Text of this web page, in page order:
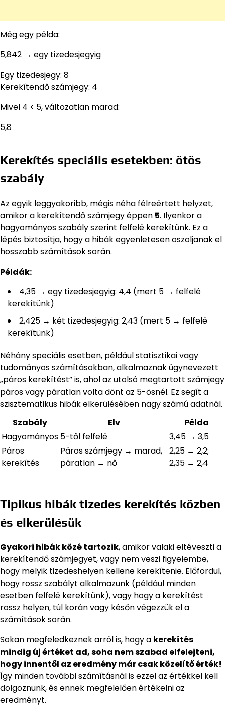
Még egy példa:
5,842 → egy tizedesjegyig
Egy tizedesjegy: 8
Kerekítendő számjegy: 4
Mivel 4 < 5, változatlan marad:
5,8
Kerekítés speciális esetekben: ötös
szabály
Az egyik leggyakoribb, mégis néha félreértett helyzet,
amikor a kerekítendő számjegy éppen 5. Ilyenkor a
hagyományos szabály szerint felfelé kerekítünk. Ez a
lépés biztosítja, hogy a hibák egyenletesen oszoljanak el
hosszabb számítások során.
Példák:
4,35 → egy tizedesjegyig: 4,4 (mert 5 → felfelé
kerekítünk)
2,425 → két tizedesjegyig: 2,43 (mert 5 → felfelé
kerekítünk)
Néhány speciális esetben, például statisztikai vagy
tudományos számításokban, alkalmaznak úgynevezett
„páros kerekítést” is, ahol az utolsó megtartott számjegy
páros vagy páratlan volta dönt az 5-ösnél. Ez segít a
szisztematikus hibák elkerülésében nagy számú adatnál.
Szabály
Elv
Példa
Hagyományos 5-től felfelé
3,45 → 3,5
Páros
kerekítés
Páros számjegy → marad,
páratlan → nő
2,25 → 2,2;
2,35 → 2,4
Tipikus hibák tizedes kerekítés közben
és elkerülésük
Gyakori hibák közé tartozik, amikor valaki eltéveszti a
kerekítendő számjegyet, vagy nem veszi figyelembe,
hogy melyik tizedeshelyen kellene kerekítenie. Előfordul,
hogy rossz szabályt alkalmazunk (például minden
esetben felfelé kerekítünk), vagy hogy a kerekítést
rossz helyen, túl korán vagy későn végezzük el a
számítások során.
Sokan megfeledkeznek arról is, hogy a kerekítés
mindig új értéket ad, soha nem szabad elfelejteni,
hogy innentől az eredmény már csak közelítő érték!
Így minden további számításnál is ezzel az értékkel kell
dolgoznunk, és ennek megfelelően értékelni az
eredményt.